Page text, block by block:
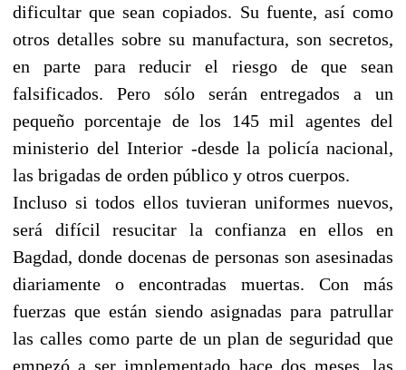
dificultar que sean copiados. Su fuente, así como
otros detalles sobre su manufactura, son secretos,
en parte para reducir el riesgo de que sean
falsificados. Pero sólo serán entregados a un
pequeño porcentaje de los 145 mil agentes del
ministerio del Interior -desde la policía nacional,
las brigadas de orden público y otros cuerpos.
Incluso si todos ellos tuvieran uniformes nuevos,
será difícil resucitar la confianza en ellos en
Bagdad, donde docenas de personas son asesinadas
diariamente o encontradas muertas. Con más
fuerzas que están siendo asignadas para patrullar
las calles como parte de un plan de seguridad que
empezó a ser implementado hace dos meses, las